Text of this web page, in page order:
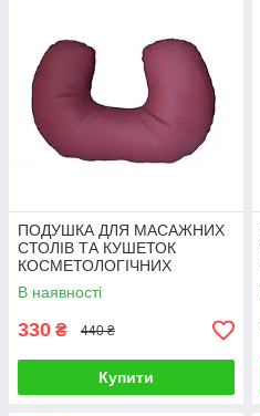
ПОДУШКА ДЛЯ МАСАЖНИХ
СТОЛІВ ТА КУШЕТОК
КОСМЕТОЛОГІЧНИХ
В наявності
330 ₴ 440 ₴
Купити